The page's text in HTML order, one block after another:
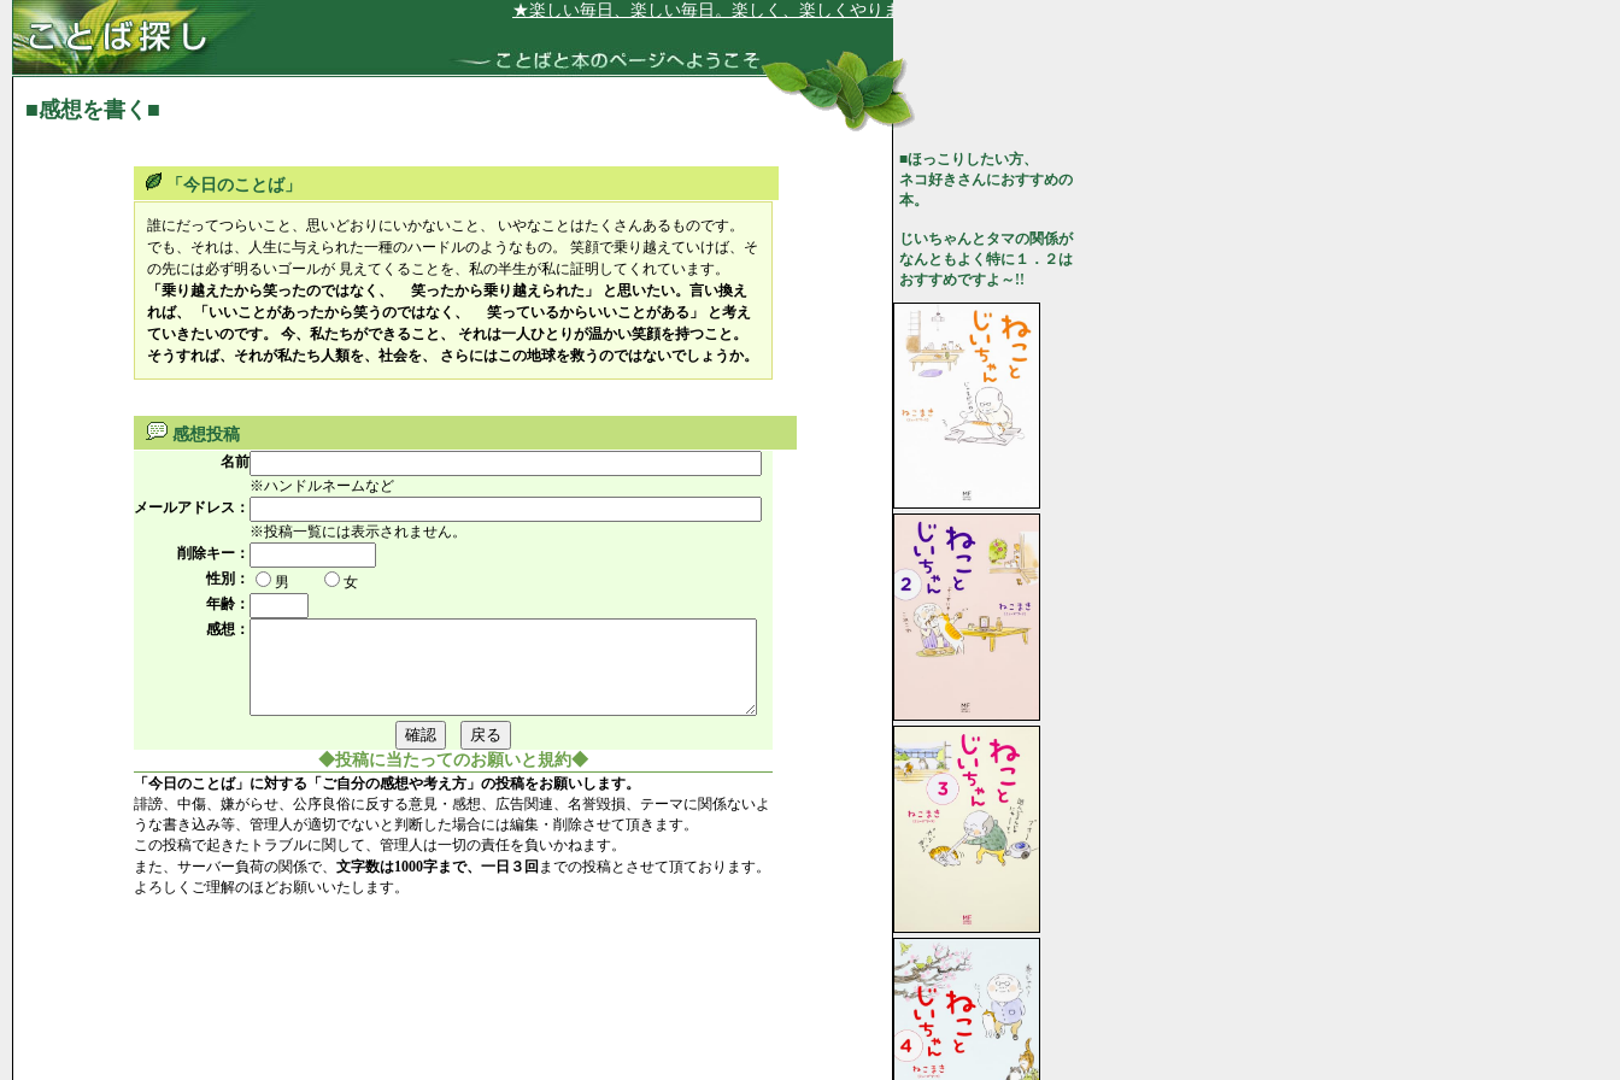
★楽しい毎日、楽しい毎日。楽しく、楽しくやりましょう！★
■感想を書く■
「今日のことば」
誰にだってつらいこと、思いどおりにいかないこと、 いやなことはたくさんあるものです。
でも、それは、人生に与えられた一種のハードルのようなもの。 笑顔で乗り越えていけば、そ
の先には必ず明るいゴールが 見えてくることを、私の半生が私に証明してくれています。
「乗り越えたから笑ったのではなく、 笑ったから乗り越えられた」 と思いたい。言い換え
れば、 「いいことがあったから笑うのではなく、 笑っているからいいことがある」 と考え
ていきたいのです。 今、私たちができること、 それは一人ひとりが温かい笑顔を持つこと。
そうすれば、それが私たち人類を、社会を、 さらにはこの地球を救うのではないでしょうか。
感想投稿
名前
※ハンドルネームなど
メールアドレス：
※投稿一覧には表示されません。
削除キー：
性別：
男
女
年齢：
感想：
◆投稿に当たってのお願いと規約◆
「今日のことば」に対する「ご自分の感想や考え方」の投稿をお願いします。
誹謗、中傷、嫌がらせ、公序良俗に反する意見・感想、広告関連、名誉毀損、テーマに関係ないよ
うな書き込み等、管理人が適切でないと判断した場合には編集・削除させて頂きます。
この投稿で起きたトラブルに関して、管理人は一切の責任を負いかねます。
また、サーバー負荷の関係で、 文字数は1000字まで、一日３回 までの投稿とさせて頂ております。
よろしくご理解のほどお願いいたします。
■ほっこりしたい方、
ネコ好きさんにおすすめの
本。
じいちゃんとタマの関係が
なんともよく特に１．２は
おすすめですよ～!!